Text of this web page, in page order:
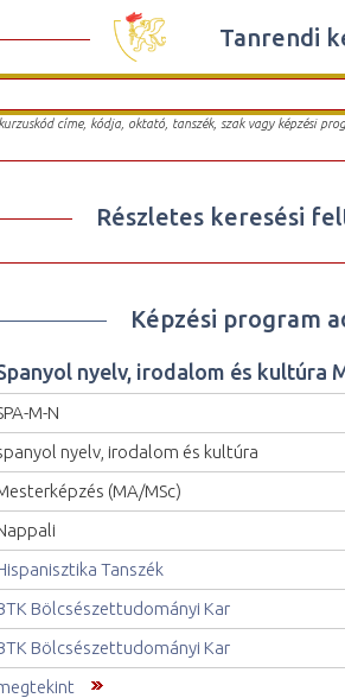
Tanrendi
címe, kódja, oktató, tanszék, szak vagy képzési
Részletes keresési
Képzési program
nyelv, irodalom és kultúra
M-N
nyelv, irodalom és kultúra
(MA/MSc)
Tanszék
Bölcsészettudományi Kar
Bölcsészettudományi Kar